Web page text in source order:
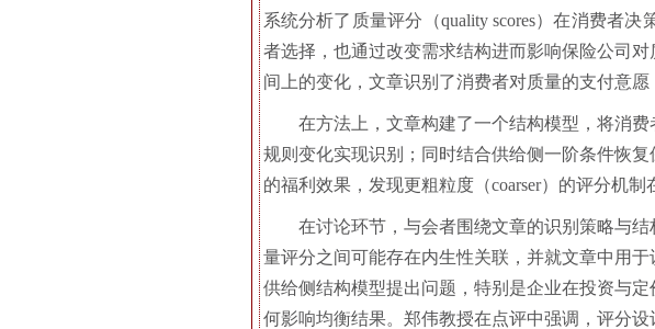
系统分析了质量评分（quality scores）在消费者
者选择，也通过改变需求结构进而影响保险公司
间上的变化，文章识别了消费者对质量的支付意愿
在方法上，文章构建了一个结构模型，将消费
规则变化实现识别；同时结合供给侧一阶条件恢
的福利效果，发现更粗粒度（coarser）的评分机
在讨论环节，与会者围绕文章的识别策略与
量评分之间可能存在内生性关联，并就文章中用
供给侧结构模型提出问题，特别是企业在投资与
何影响均衡结果。郑伟教授在点评中强调，评分